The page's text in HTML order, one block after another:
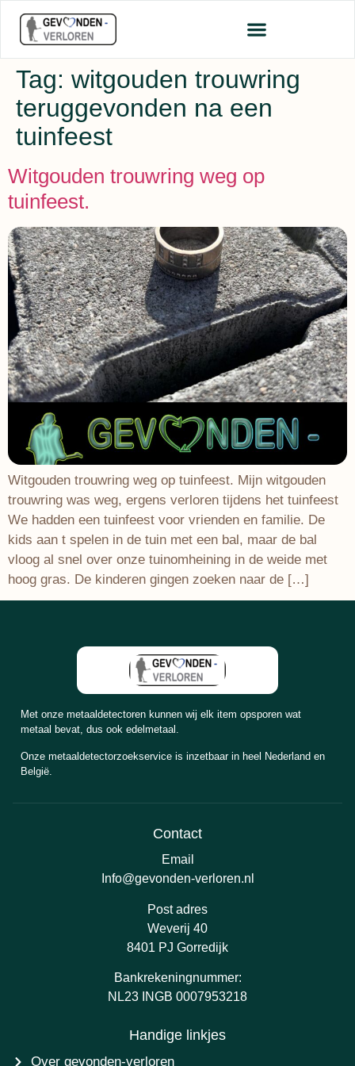
Tag: witgouden trouwring
teruggevonden na een
tuinfeest
Witgouden trouwring weg op
tuinfeest.
Witgouden trouwring weg op tuinfeest. Mijn witgouden
trouwring was weg, ergens verloren tijdens het tuinfeest
We hadden een tuinfeest voor vrienden en familie. De
kids aan t spelen in de tuin met een bal, maar de bal
vloog al snel over onze tuinomheining in de weide met
hoog gras. De kinderen gingen zoeken naar de […]
Met onze metaaldetectoren kunnen wij elk item opsporen wat
metaal bevat, dus ook edelmetaal.
Onze metaaldetectorzoekservice is inzetbaar in heel Nederland en
België.
Contact
Email
Info@gevonden-verloren.nl
Post adres
Weverij 40
8401 PJ Gorredijk
Bankrekeningnummer:
NL23 INGB 0007953218
Handige linkjes
Over gevonden-verloren